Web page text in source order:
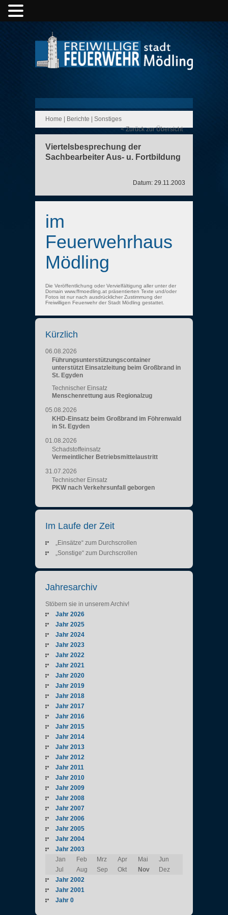
Home Berichte
Sonstiges
< Zurück zur Übersicht
Viertelsbesprechung der
Sachbearbeiter Aus- u. Fortbildung
Datum: 29.11.2003
im
Feuerwehrhaus
Mödling
Die Veröffentlichung oder Vervielfältigung aller unter der
Domain www.ffmoedling.at präsentierten Texte und/oder
Fotos ist nur nach ausdrücklicher Zustimmung der
Freiwilligen Feuerwehr der Stadt Mödling gestattet.
Kürzlich
06.08.2026
Führungsunterstützungscontainer
unterstützt Einsatzleitung beim Großbrand in
St. Egyden
Technischer Einsatz
Menschenrettung aus Regionalzug
05.08.2026
KHD-Einsatz beim Großbrand im Föhrenwald
in St. Egyden
01.08.2026
Schadstoffeinsatz
Vermeintlicher Betriebsmittelaustritt
31.07.2026
Technischer Einsatz
PKW nach Verkehrsunfall geborgen
Im Laufe der Zeit
„Einsätze“ zum Durchscrollen
„Sonstige“ zum Durchscrollen
Jahresarchiv
Stöbern sie in unserem Archiv!
Jahr 2026
Jahr 2025
Jahr 2024
Jahr 2023
Jahr 2022
Jahr 2021
Jahr 2020
Jahr 2019
Jahr 2018
Jahr 2017
Jahr 2016
Jahr 2015
Jahr 2014
Jahr 2013
Jahr 2012
Jahr 2011
Jahr 2010
Jahr 2009
Jahr 2008
Jahr 2007
Jahr 2006
Jahr 2005
Jahr 2004
Jahr 2003
Jan
Feb Mrz Apr Mai
Jun
Jul
Aug Sep Okt Nov
Dez
Jahr 2002
Jahr 2001
Jahr 0